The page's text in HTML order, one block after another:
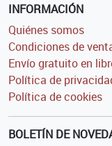
INFORMACIÓN
Quiénes somos
Condiciones de
Envío gratuito en
Política de
Política de cookies
BOLETÍN DE